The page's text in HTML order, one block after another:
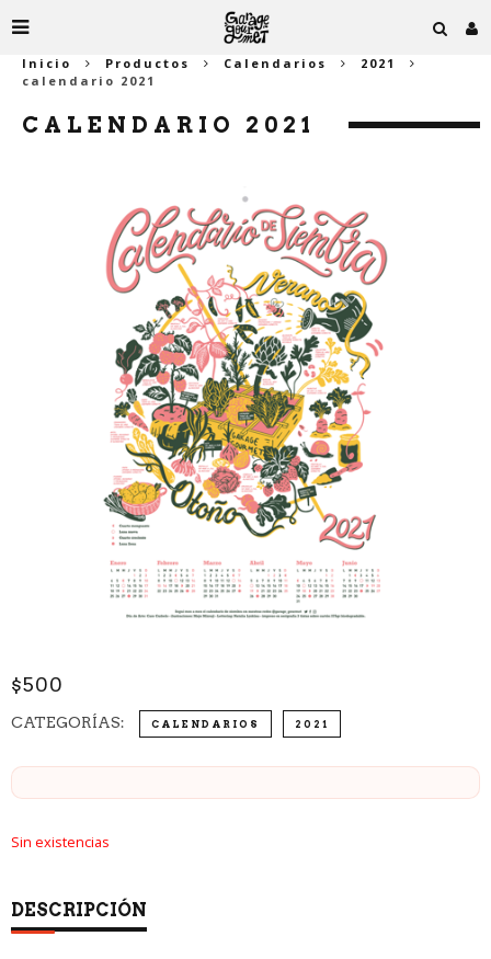
Inicio Productos Calendarios
2021
calendario 2021
CALENDARIO 2021
$500
CATEGORÍAS: CALENDARIOS 2021
Sin existencias
DESCRIPCIÓN